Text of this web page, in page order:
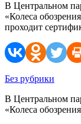
В Центральном
«Колеса
проходит
Без рубрики
В Центральном
«Колеса